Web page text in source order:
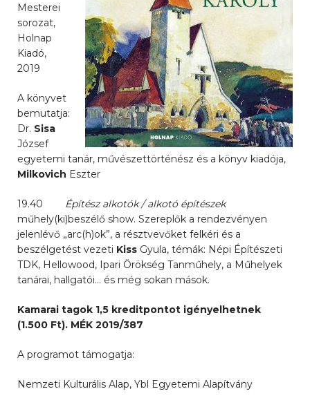
Mesterei
sorozat,
Holnap
Kiadó,
2019
A könyvet
bemutatja:
Dr. Sisa
József
egyetemi tanár, művészettörténész és a könyv kiadója,
Milkovich Eszter
19.40 Építész alkotók / alkotó építészek
műhely(ki)beszélő show. Szereplők a rendezvényen
jelenlévő „arc(h)ok”, a résztvevőket felkéri és a
beszélgetést vezeti Kiss Gyula, témák: Népi Építészeti
TDK, Hellowood, Ipari Örökség Tanműhely, a Műhelyek
tanárai, hallgatói… és még sokan mások.
Kamarai tagok 1,5 kreditpontot igényelhetnek
(1.500 Ft). MÉK 2019/387
A programot támogatja:
Nemzeti Kulturális Alap, Ybl Egyetemi Alapítvány